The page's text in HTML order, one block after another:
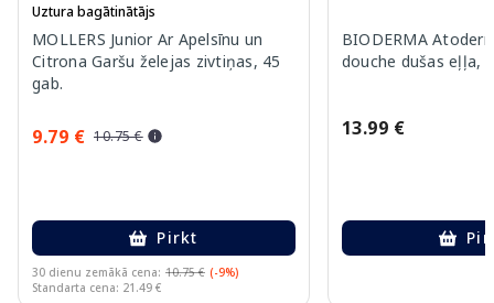
Uztura bagātinātājs
MOLLERS Junior Ar Apelsīnu un
Citrona Garšu želejas zivtiņas, 45
gab.
9.79 € 10.75 €
Pirkt
30 dienu zemākā cena: 10.75 € (-9%)
Standarta cena: 21.49 €
BIODERMA
douche dušas eļļa,
13.99 €